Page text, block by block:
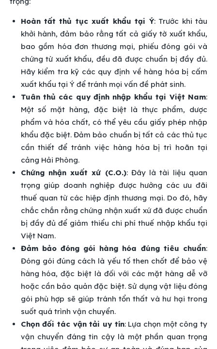
Hoàn tất thủ tục xuất khẩu tại Ý: Trước khi tàu
khởi hành, đảm bảo rằng tất cả giấy tờ xuất khẩu,
bao gồm hóa đơn thương mại, phiếu đóng gói và
chứng từ xuất khẩu, đều đã được chuẩn bị đầy đủ.
Hãy kiểm tra kỹ các quy định về hàng hóa bị cấm
xuất khẩu tại Ý để tránh mọi vấn đề phát sinh.
Tuân thủ các quy định nhập khẩu tại Việt Nam:
Một số mặt hàng, đặc biệt là thực phẩm, dược
phẩm và hóa chất, có thể yêu cầu giấy phép nhập
khẩu đặc biệt. Đảm bảo chuẩn bị tất cả các thủ tục
cần thiết để tránh việc hàng hóa bị trì hoãn tại
cảng Hải Phòng.
Chứng nhận xuất xứ (C.O.): Đây là tài liệu quan
trọng giúp doanh nghiệp được hưởng các ưu đãi
thuế quan từ các hiệp định thương mại. Do đó, hãy
chắc chắn rằng chứng nhận xuất xứ đã được chuẩn
bị đầy đủ để giảm thiểu chi phí thuế nhập khẩu tại
Việt Nam.
Đảm bảo đóng gói hàng hóa đúng tiêu chuẩn:
Đóng gói đúng cách là yếu tố then chốt để bảo vệ
hàng hóa, đặc biệt là đối với các mặt hàng dễ vỡ
hoặc cần bảo quản đặc biệt. Sử dụng vật liệu đóng
gói phù hợp sẽ giúp tránh tổn thất và hư hại trong
suốt quá trình vận chuyển.
Chọn đối tác vận tải uy tín: Lựa chọn một công ty
vận chuyển đáng tin cậy là một phần quan trọng